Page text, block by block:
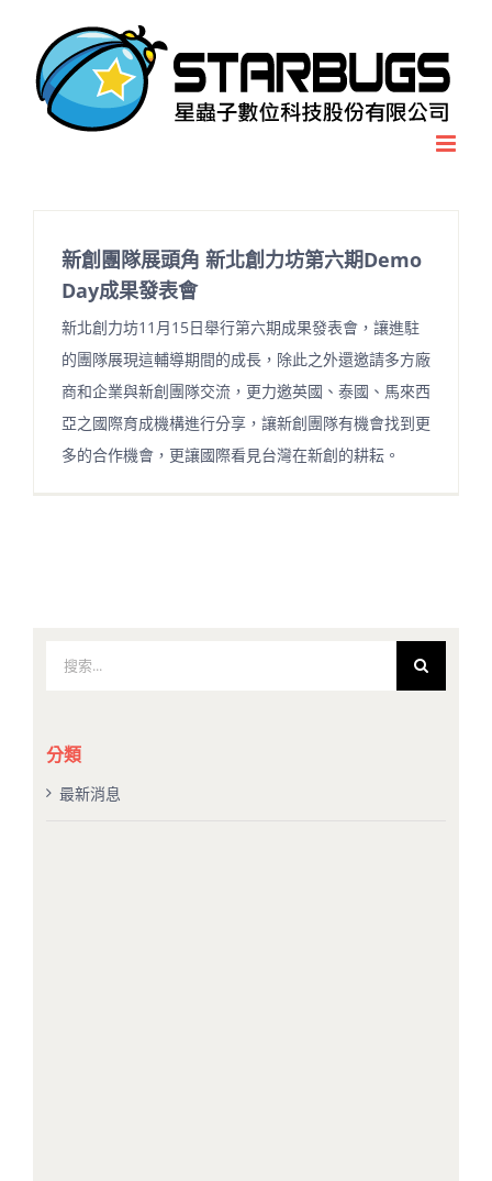
content
新創團隊展頭角 新北創力坊第六期Demo
Day成果發表會
新北創力坊11月15日舉行第六期成果發表會，讓進駐
的團隊展現這輔導期間的成長，除此之外還邀請多方廠
商和企業與新創團隊交流，更力邀英國、泰國、馬來西
亞之國際育成機構進行分享，讓新創團隊有機會找到更
多的合作機會，更讓國際看見台灣在新創的耕耘。
果：
分類
最新消息